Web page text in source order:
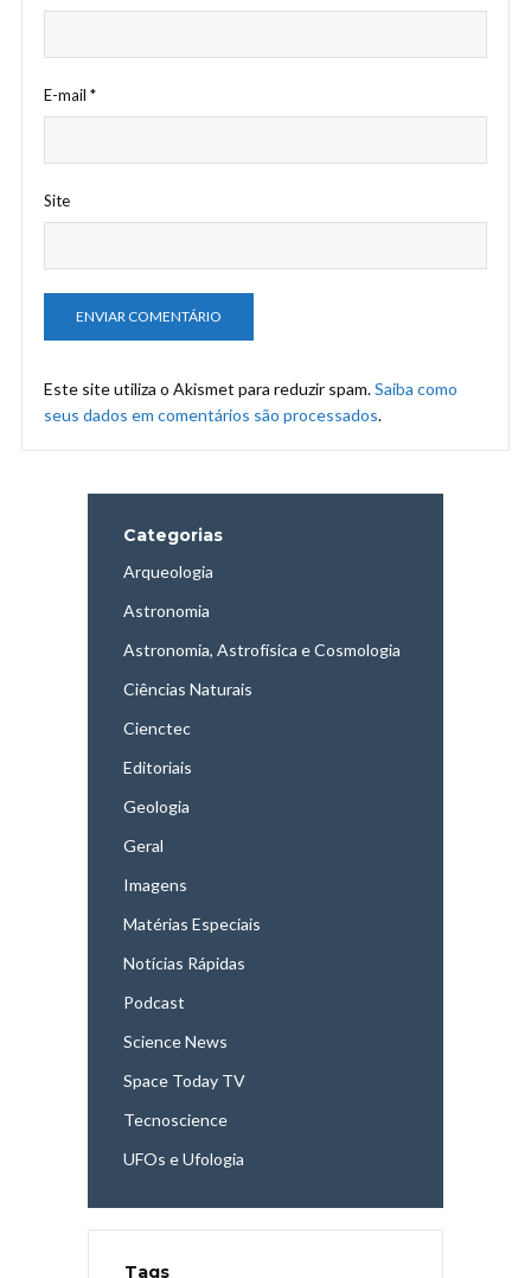
E-mail *
Site
Este site utiliza o Akismet para reduzir spam.Saiba como
seus dados em comentários são processados.
Categorias
Arqueologia
Astronomia
Astronomia, Astrofísica e Cosmologia
Ciências Naturais
Cienctec
Editoriais
Geologia
Geral
Imagens
Matérias Especiais
Notícias Rápidas
Podcast
Science News
Space Today TV
Tecnoscience
UFOs e Ufologia
Tags